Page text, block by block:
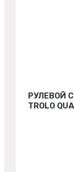
РУЛЕВОЙ
TROLO